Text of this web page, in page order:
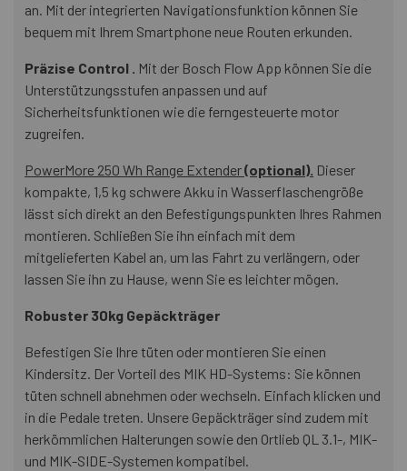
an. Mit der integrierten Navigationsfunktion können Sie
bequem mit Ihrem Smartphone neue Routen erkunden.
Präzise Control . Mit der Bosch Flow App können Sie die
Unterstützungsstufen anpassen und auf
Sicherheitsfunktionen wie die ferngesteuerte motor
zugreifen.
PowerMore 250 Wh Range Extender(optional). Dieser
kompakte, 1,5 kg schwere Akku in Wasserflaschengröße
lässt sich direkt an den Befestigungspunkten Ihres Rahmen
montieren. Schließen Sie ihn einfach mit dem
mitgelieferten Kabel an, um las Fahrt zu verlängern, oder
lassen Sie ihn zu Hause, wenn Sie es leichter mögen.
Robuster 30kg Gepäckträger
Befestigen Sie Ihre tüten oder montieren Sie einen
Kindersitz. Der Vorteil des MIK HD-Systems: Sie können
tüten schnell abnehmen oder wechseln. Einfach klicken und
in die Pedale treten. Unsere Gepäckträger sind zudem mit
herkömmlichen Halterungen sowie den Ortlieb QL 3.1-, MIK-
und MIK-SIDE-Systemen kompatibel.